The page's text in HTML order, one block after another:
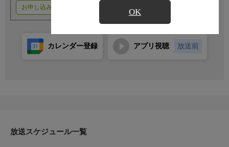
OK
お申し込みはこちら
カレンダー登録 アプリ視聴 放送前
放送スケジュール一覧